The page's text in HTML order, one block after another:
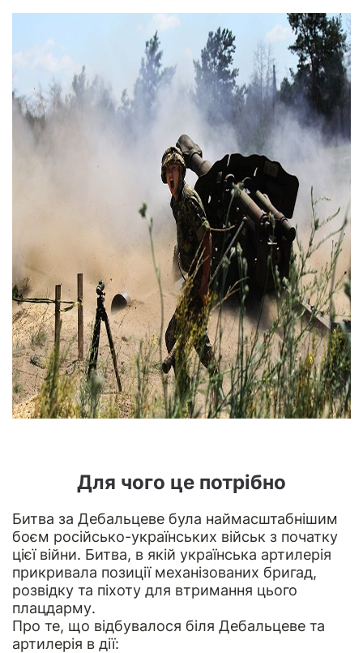
Для чого це потрібно
Битва за Дебальцеве була наймасштабнішим
боєм російсько-українських військ з початку
цієї війни. Битва, в якій українська артилерія
прикривала позиції механізованих бригад,
розвідку та піхоту для втримання цього
плацдарму.
Про те, що відбувалося біля Дебальцеве та
артилерія в дії: